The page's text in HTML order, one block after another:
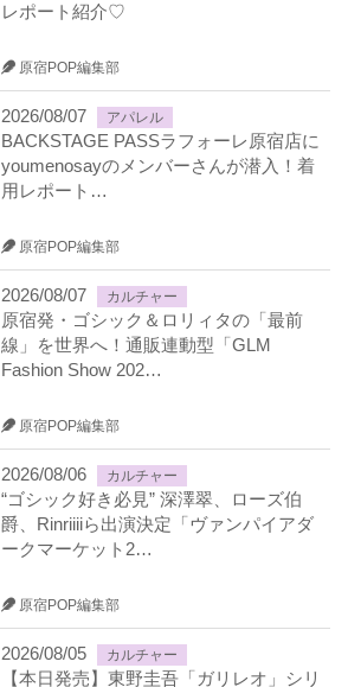
レポート紹介♡
原宿POP編集部
2026/08/07 アパレル
BACKSTAGE PASSラフォーレ原宿店に
youmenosayのメンバーさんが潜入！着
用レポート…
原宿POP編集部
2026/08/07 カルチャー
原宿発・ゴシック＆ロリィタの「最前
線」を世界へ！通販連動型「GLM
Fashion Show 202…
原宿POP編集部
2026/08/06 カルチャー
“ゴシック好き必見” 深澤翠、ローズ伯
爵、Rinriiiiら出演決定「ヴァンパイアダ
ークマーケット2…
原宿POP編集部
2026/08/05 カルチャー
【本日発売】東野圭吾「ガリレオ」シリ